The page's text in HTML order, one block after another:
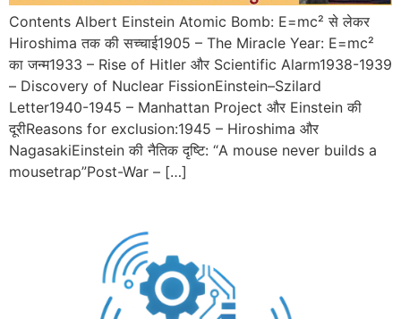
Contents Albert Einstein Atomic Bomb: E=mc² से लेकर
Hiroshima तक की सच्चाई1905 – The Miracle Year: E=mc²
का जन्म1933 – Rise of Hitler और Scientific Alarm1938-1939
– Discovery of Nuclear FissionEinstein–Szilard
Letter1940-1945 – Manhattan Project और Einstein की
दूरीReasons for exclusion:1945 – Hiroshima और
NagasakiEinstein की नैतिक दृष्टि: “A mouse never builds a
mousetrap”Post-War – […]